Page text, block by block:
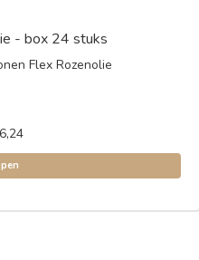
- box 24 stuks
Flex Rozenolie